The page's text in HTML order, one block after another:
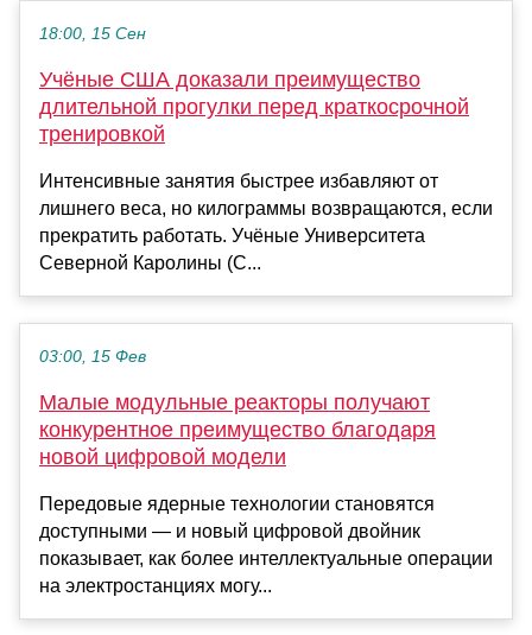
18:00, 15 Сен
Учёные США доказали преимущество
длительной прогулки перед краткосрочной
тренировкой
Интенсивные занятия быстрее избавляют от
лишнего веса, но килограммы возвращаются, если
прекратить работать. Учёные Университета
Северной Каролины (С...
03:00, 15 Фев
Малые модульные реакторы получают
конкурентное преимущество благодаря
новой цифровой модели
Передовые ядерные технологии становятся
доступными — и новый цифровой двойник
показывает, как более интеллектуальные операции
на электростанциях могу...